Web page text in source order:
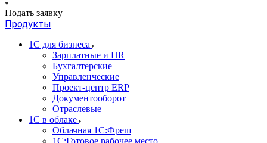
Подать заявку
Продукты
1С для бизнеса
Зарплатные и HR
Бухгалтерские
Управленческие
Проект-центр ERP
Документооборот
Отраслевые
1C в облаке
Облачная 1С:Фреш
1С:Готовое рабочее место